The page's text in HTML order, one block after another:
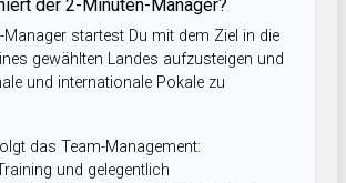
der 2-Minuten-Manager?
Manager startest Du mit dem Ziel in die
gewählten Landes aufzusteigen und
und internationale Pokale zu
das Team-Management:
und gelegentlich